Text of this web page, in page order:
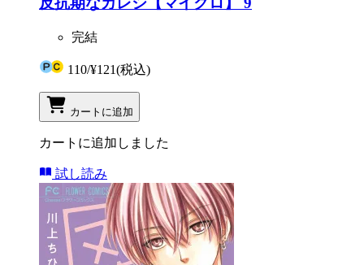
完結
110/¥121(税込)
カートに追加
カートに追加しました
試し読み